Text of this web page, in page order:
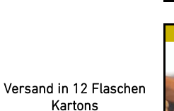
Versand in 12 Flaschen
Kartons